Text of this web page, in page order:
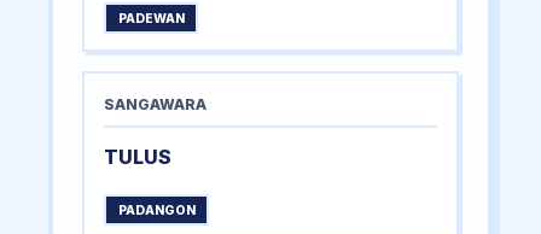
PADEWAN
SANGAWARA
TULUS
PADANGON